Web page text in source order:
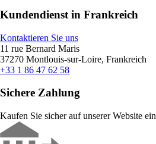
Kundendienst in Frankreich
Kontaktieren Sie uns
11 rue Bernard Maris
37270 Montlouis-sur-Loire, Frankreich
+33 1 86 47 62 58
Sichere Zahlung
Kaufen Sie sicher auf unserer Website ein